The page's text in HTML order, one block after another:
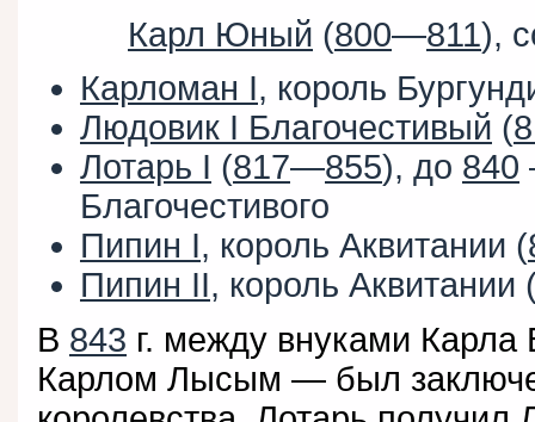
Карл Юный (800—811),
Карломан I, король
Людовик I Благочестивый (
Лотарь I (817—855), до 840
Благочестивого
Пипин I, король Аквитании (
Пипин II, король Аквитании
В 843 г. между внуками
Карлом Лысым — был